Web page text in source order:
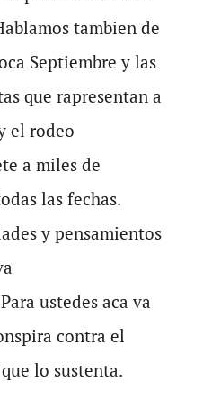
tambien de
Septiembre y las
que rapresentan a
el rodeo
a miles de
las fechas.
y pensamientos
ustedes aca va
contra el
lo sustenta.